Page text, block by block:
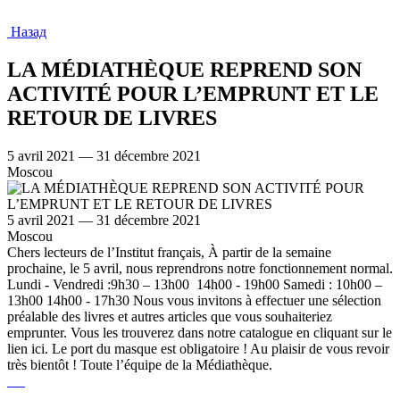
Назад
LA MÉDIATHÈQUE REPREND SON
ACTIVITÉ POUR L’EMPRUNT ET LE
RETOUR DE LIVRES
5 avril 2021 — 31 décembre 2021
Moscou
5 avril 2021 — 31 décembre 2021
Moscou
Chers lecteurs de l’Institut français, À partir de la semaine
prochaine, le 5 avril, nous reprendrons notre fonctionnement normal.
Lundi - Vendredi :9h30 – 13h00 14h00 - 19h00 Samedi : 10h00 –
13h00 14h00 - 17h30 Nous vous invitons à effectuer une sélection
préalable des livres et autres articles que vous souhaiteriez
emprunter. Vous les trouverez dans notre catalogue en cliquant sur le
lien ici. Le port du masque est obligatoire ! Au plaisir de vous revoir
très bientôt ! Toute l’équipe de la Médiathèque.